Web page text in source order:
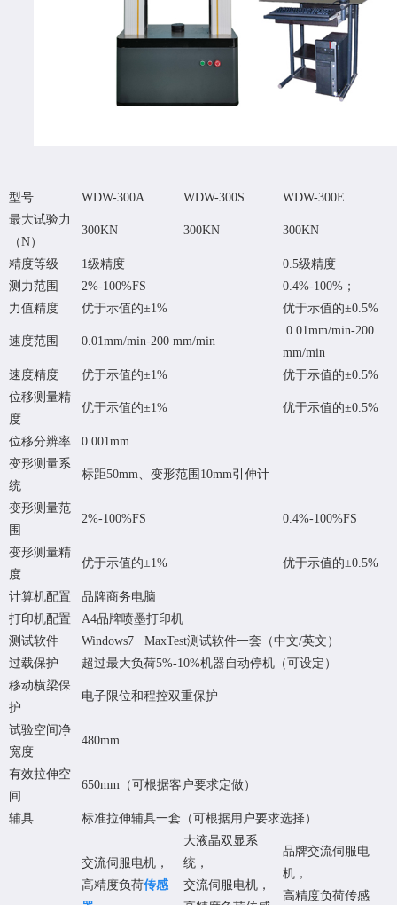
型号 WDW-300A WDW-300S
WDW-300E
最大试验力
（N）
300KN 300KN 300KN
精度等级 1级精度
0.5级精度
测力范围
2%-100%FS
0.4%-100%；
力值精度
优于示值的±1% 优于示值的±0.5%
速度范围 0.01mm/min-200 mm/min
0.01mm/min-200
mm/min
速度精度
优于示值的±1% 优于示值的±0.5%
位移测量精
度
优于示值的±1% 优于示值的±0.5%
位移分辨率
0.001mm
变形测量系
统
标距50mm、变形范围10mm引伸计
变形测量范
围
2%-100%FS 0.4%-100%FS
变形测量精
度
优于示值的±1% 优于示值的±0.5%
计算机配置
品牌商务电脑
打印机配置
A4品牌喷墨打印机
测试软件
Windows7 MaxTest测试软件一套（中文/英文）
过载保护
超过最大负荷5%-10%机器自动停机（可设定）
移动横梁保
护
电子限位和程控双重保护
试验空间净
宽度
480mm
有效拉伸空
间
650mm（可根据客户要求定做）
辅具 标准拉伸辅具一套（可根据用户要求选择）
交流伺服电机，
高精度负荷传感
大液晶双显系
统，
交流伺服电机，
品牌交流伺服电
机，
高精度负荷传感